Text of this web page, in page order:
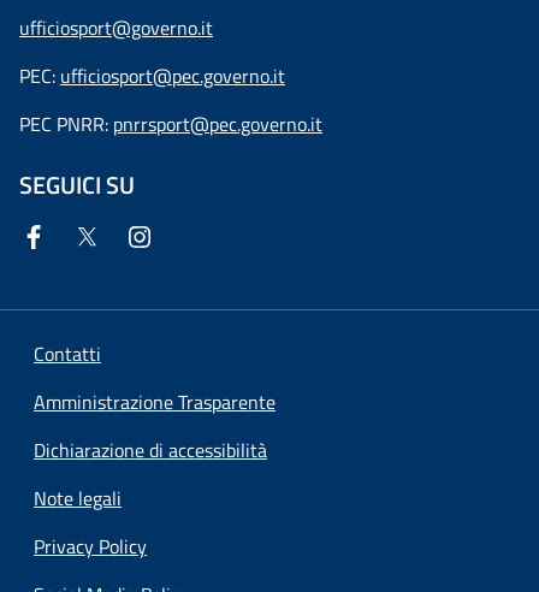
ufficiosport@governo.it
PEC: ufficiosport@pec.governo.it
PEC PNRR: pnrrsport@pec.governo.it
SEGUICI SU
Contatti
Amministrazione Trasparente
Dichiarazione di accessibilità
Note legali
Privacy Policy